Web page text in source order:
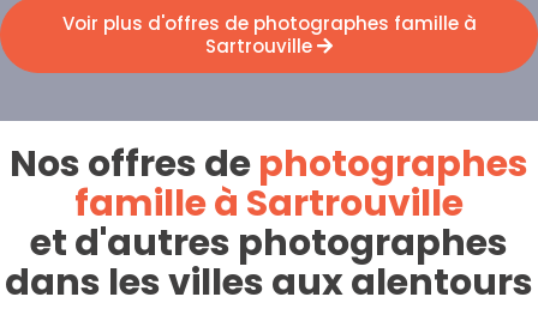
Voir plus d'offres de photographes famille à
Sartrouville
Nos offres dephotographes
famille à Sartrouville
et d'autres photographes
dans les villes aux alentours